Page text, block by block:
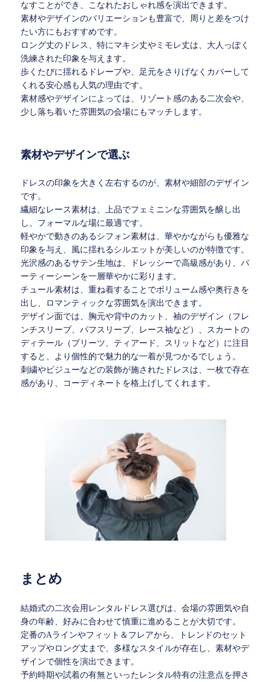
なすことができ、こなれたおしゃれ感を演出できます。
素材やデザインのバリエーションも豊富で、周りと差をつけ
たい方にもおすすめです。
ロング丈のドレス、特にマキシ丈やミモレ丈は、大人っぽく
洗練された印象を与えます。
歩くたびに揺れるドレープや、足元をさりげなくカバーして
くれる安心感も人気の理由です。
素材感やデザインによっては、リゾート感のある二次会や、
少し落ち着いた雰囲気の会場にもマッチします。
素材やデザインで選ぶ
ドレスの印象を大きく左右するのが、素材や細部のデザイン
です。
繊細なレース素材は、上品でフェミニンな雰囲気を醸し出
し、フォーマルな場に最適です。
軽やかで動きのあるシフォン素材は、華やかながらも優雅な
印象を与え、風に揺れるシルエットが美しいのが特徴です。
光沢感のあるサテン生地は、ドレッシーで高級感があり、パ
ーティーシーンを一層華やかに彩ります。
チュール素材は、重ね着することでボリューム感や奥行きを
出し、ロマンティックな雰囲気を演出できます。
デザイン面では、胸元や背中のカット、袖のデザイン（フレ
ンチスリーブ、パフスリーブ、レース袖など）、スカートの
ディテール（プリーツ、ティアード、スリットなど）に注目
すると、より個性的で魅力的な一着が見つかるでしょう。
刺繍やビジューなどの装飾が施されたドレスは、一枚で存在
感があり、コーディネートを格上げしてくれます。
まとめ
結婚式の二次会用レンタルドレス選びは、会場の雰囲気や自
身の年齢、好みに合わせて慎重に進めることが大切です。
定番のAラインやフィット＆フレアから、トレンドのセット
アップやロング丈まで、多様なスタイルが存在し、素材やデ
ザインで個性を演出できます。
予約時期や試着の有無といったレンタル特有の注意点を押さ